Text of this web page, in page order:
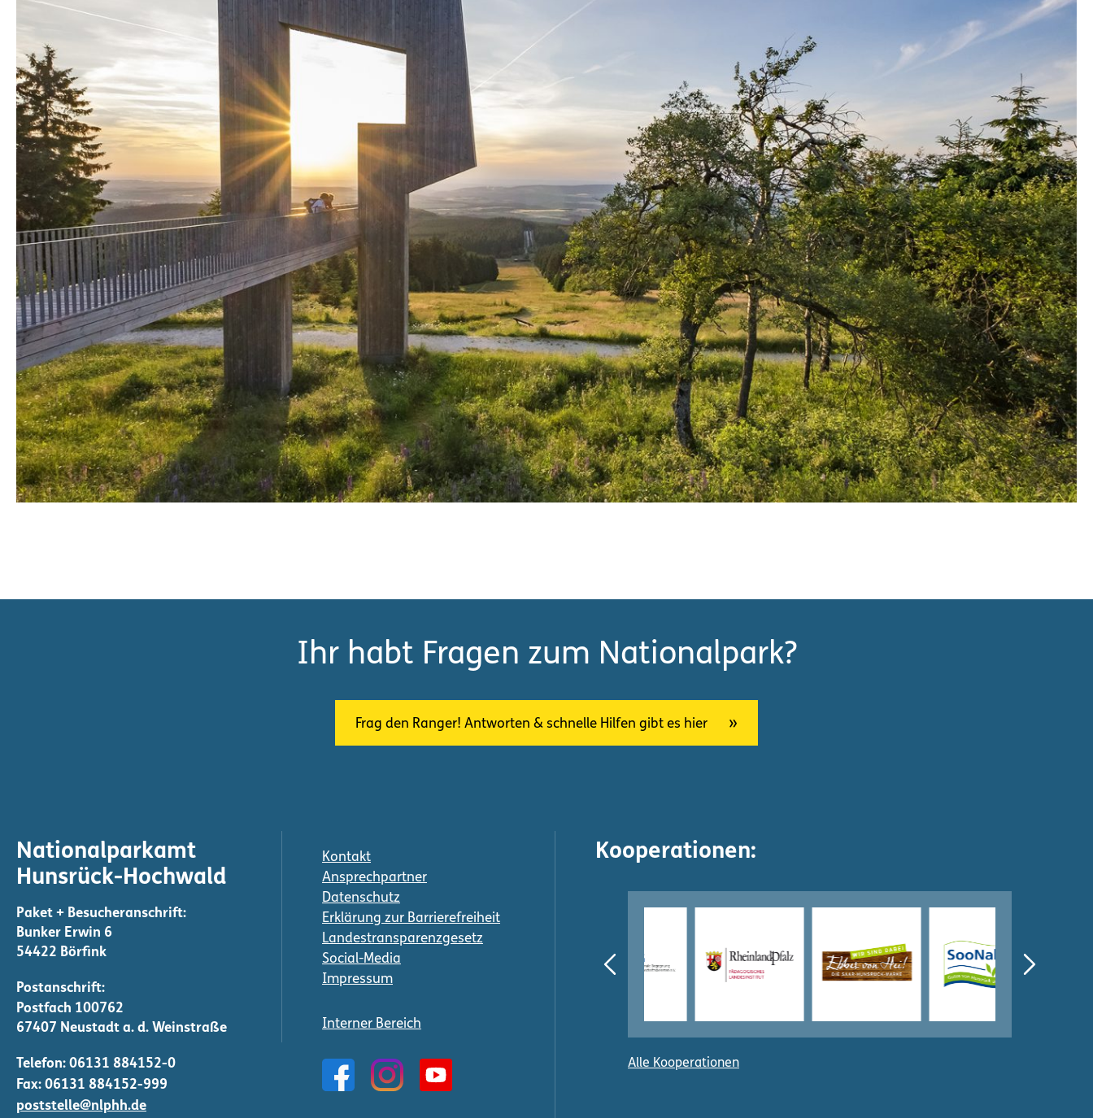
Ihr habt Fragen zum Nationalpark?
Frag den Ranger! Antworten & schnelle Hilfen gibt es hier
Nationalparkamt
Hunsrück-Hochwald
Bunker Erwin 6
54422 Börfink
Telefon: 06131 884152-0
Fax: 06131 884152-999
poststelle@nlphh.de
Kontakt
Ansprechpartner
Datenschutz
Erklärung zur Barrierefreiheit
Landestransparenzgesetz
Social-Media
Impressum
Interner Bereich
Kooperationen:
Alle Kooperationen